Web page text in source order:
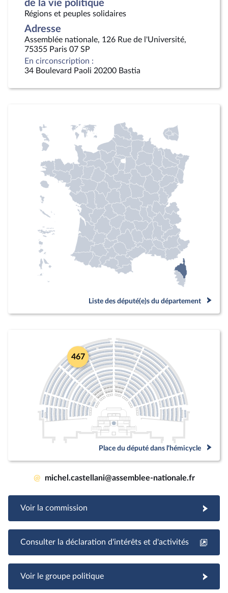
de la vie politique
Régions et peuples solidaires
Adresse
Assemblée nationale, 126 Rue de l'Université,
75355 Paris 07 SP
En circonscription :
34 Boulevard Paoli 20200 Bastia
Liste des député(e)s du département
467
Place du député dans l'hémicycle
@ michel.castellani@assemblee-nationale.fr
Voir la commission
Consulter la déclaration d'intérêts et d'activités
Voir le groupe politique